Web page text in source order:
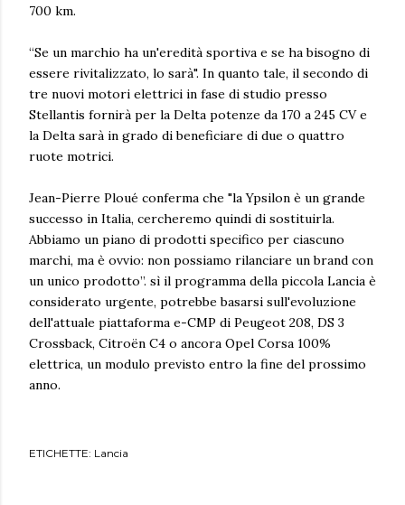
700 km.
“Se un marchio ha un'eredità sportiva e se ha bisogno di
essere rivitalizzato, lo sarà". In quanto tale, il secondo di
tre nuovi motori elettrici in fase di studio presso
Stellantis fornirà per la Delta potenze da 170 a 245 CV e
la Delta sarà in grado di beneficiare di due o quattro
ruote motrici.
Jean-Pierre Ploué conferma che "la Ypsilon è un grande
successo in Italia, cercheremo quindi di sostituirla.
Abbiamo un piano di prodotti specifico per ciascuno
marchi, ma è ovvio: non possiamo rilanciare un brand con
un unico prodotto”. sì il programma della piccola Lancia è
considerato urgente, potrebbe basarsi sull'evoluzione
dell'attuale piattaforma e-CMP di Peugeot 208, DS 3
Crossback, Citroën C4 o ancora Opel Corsa 100%
elettrica, un modulo previsto entro la fine del prossimo
anno.
ETICHETTE: Lancia